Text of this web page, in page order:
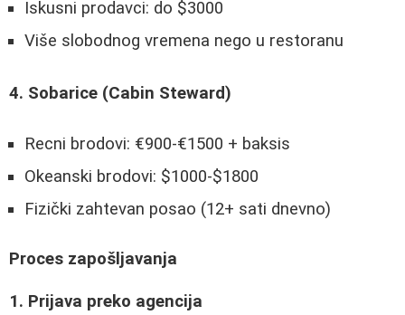
Iskusni prodavci: do $3000
Više slobodnog vremena nego u restoranu
4. Sobarice (Cabin Steward)
Recni brodovi: €900-€1500 + baksis
Okeanski brodovi: $1000-$1800
Fizički zahtevan posao (12+ sati dnevno)
Proces zapošljavanja
1. Prijava preko agencija